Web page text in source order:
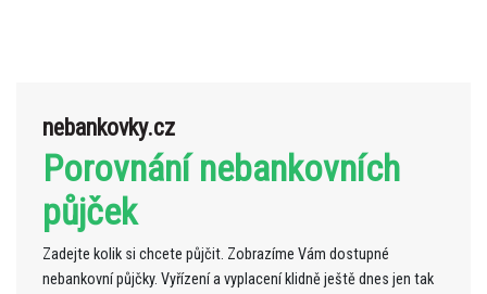
nebankovky.cz
Porovnání nebankovních
půjček
Zadejte kolik si chcete půjčit. Zobrazíme Vám dostupné
nebankovní půjčky. Vyřízení a vyplacení klidně ještě dnes jen tak